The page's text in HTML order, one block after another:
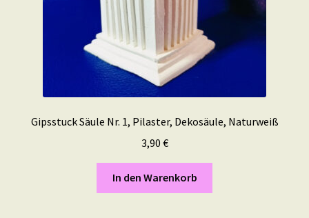
Gipsstuck Säule Nr. 1, Pilaster, Dekosäule, Naturweiß
3,90 €
In den Warenkorb